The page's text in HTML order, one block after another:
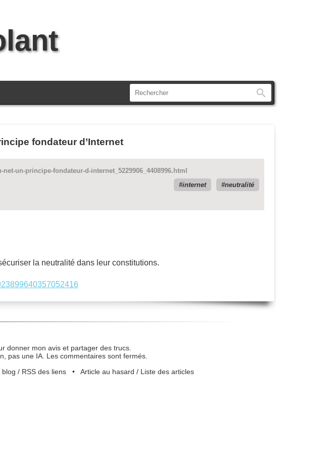
fondateur d’Internet
un-principe-fondateur-d-internet_5229906_4408996.html
internet
neutralité
la neutralité dans leur constitutions.
donner mon avis et partager des trucs.
pas une IA. Les commentaires sont fermés.
blog / RSS des liens• Article au hasard / Liste des articles